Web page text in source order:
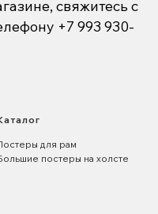
свяжитесь с
+7 993 930-
для рам
постеры на холсте